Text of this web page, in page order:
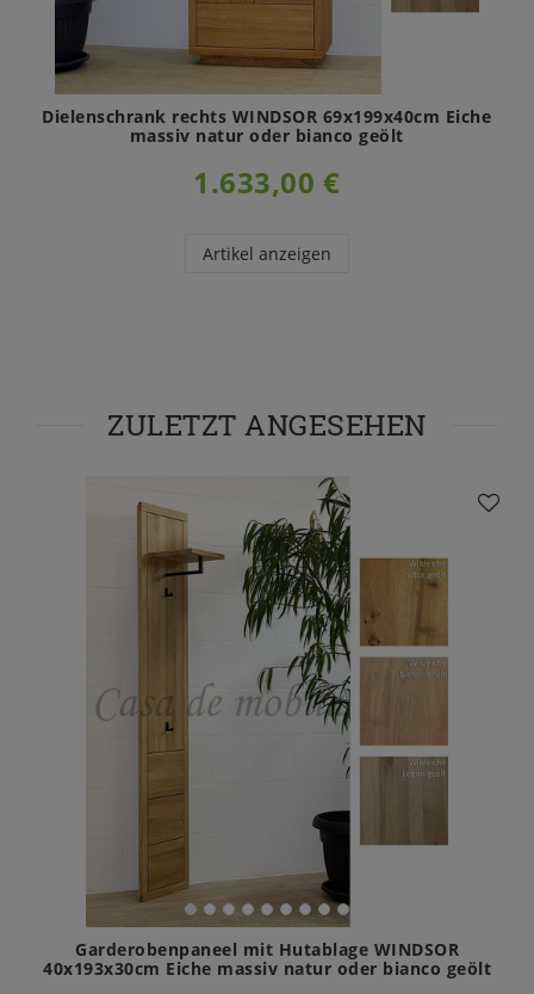
Dielenschrank rechts WINDSOR 69x199x40cm Eiche
massiv natur oder bianco geölt
1.633,00 €
Artikel anzeigen
ZULETZT ANGESEHEN
Garderobenpaneel mit Hutablage WINDSOR
40x193x30cm Eiche massiv natur oder bianco geölt